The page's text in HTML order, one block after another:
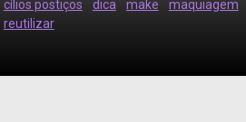
cílios postiços dica make
maquiagem
reutilizar